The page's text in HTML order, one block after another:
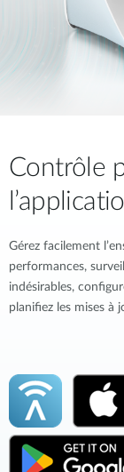
Contrôle
Gérez facilement
performances,
indésirables,
planifiez les mises à